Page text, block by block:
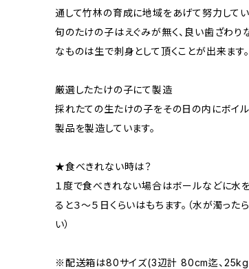
通して竹林の育成に地域をあげて努力してい
旬のたけの子はえぐみが無く、良い歯ざわり
なものは生で刺身として頂くことが出来ます。
厳選したたけの子にて製造
採れたての生たけの子をその日の内にボイ
製品を製造しています。
★食べきれない時は？
１度で食べきれない場合はボールなどに水
ると３～５日くらいはもちます。（水が濁った
い）
※配送箱は80サイズ(3辺計 80cm迄、25kg